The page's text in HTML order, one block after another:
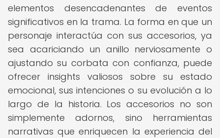
elementos desencadenantes de eventos
significativos en la trama. La forma en que un
personaje interactúa con sus accesorios, ya
sea acariciando un anillo nerviosamente o
ajustando su corbata con confianza, puede
ofrecer insights valiosos sobre su estado
emocional, sus intenciones o su evolución a lo
largo de la historia. Los accesorios no son
simplemente adornos, sino herramientas
narrativas que enriquecen la experiencia del